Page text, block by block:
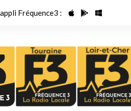
Fréquence3 :